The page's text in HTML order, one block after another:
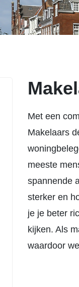
Met een
Makelaars
meeste
spannende
sterker en
je je beter
kijken. Als
waardoor